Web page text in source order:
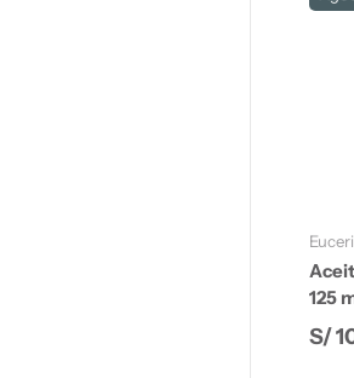
125
S/